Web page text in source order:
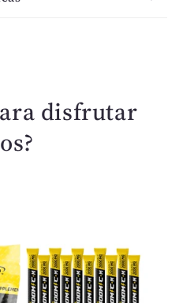
disfrutar